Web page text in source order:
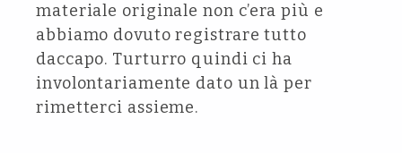
materiale originale non c’era più e
abbiamo dovuto registrare tutto
daccapo. Turturro quindi ci ha
involontariamente dato un là per
rimetterci assieme.